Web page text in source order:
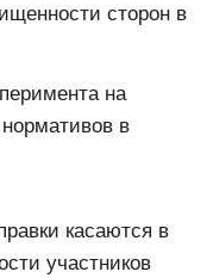
сторон в
на
в
касаются в
участников